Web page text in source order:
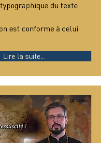
du texte.
est conforme à celui
Lire la suite...